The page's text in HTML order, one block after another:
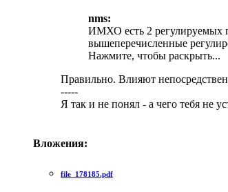
nms:
ИМХО есть 2 регулируемых
вышеперечисленные
Нажмите, чтобы раскрыть...
Правильно. Влияют
-----
Я так и не понял - а чего тебя не
Вложения:
file_178185.pdf